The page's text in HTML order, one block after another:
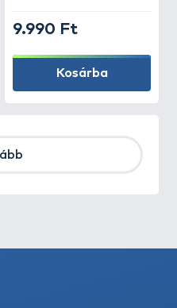
9.990 Ft
Kosárba